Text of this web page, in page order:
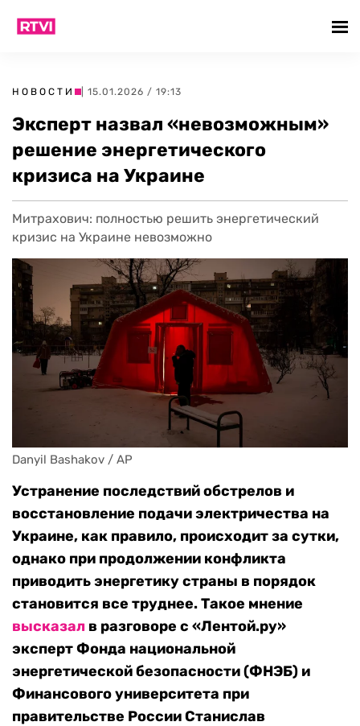
НОВОСТИ | 15.01.2026 / 19:13
Эксперт назвал «невозможным»
решение энергетического
кризиса на Украине
Митрахович: полностью решить энергетический
кризис на Украине невозможно
Danyil Bashakov / AP
Устранение последствий обстрелов и
восстановление подачи электричества на
Украине, как правило, происходит за сутки,
однако при продолжении конфликта
приводить энергетику страны в порядок
становится все труднее. Такое мнение
высказал в разговоре с «Лентой.ру»
эксперт Фонда национальной
энергетической безопасности (ФНЭБ) и
Финансового университета при
правительстве России Станислав